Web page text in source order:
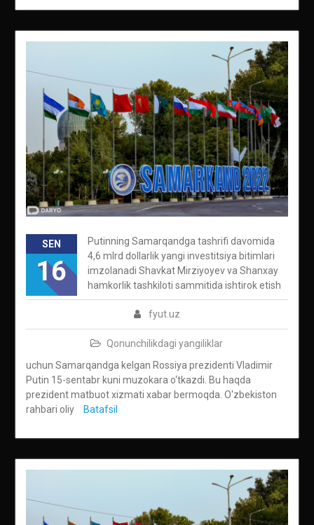
SEN
16
fyut.uz
Qonunchilikdagi yangiliklar
Putinning Samarqandga tashrifi davomida
4,6 mlrd dollarlik yangi investitsiya bitimlari
imzolanadi Shavkat Mirziyoyev va Shanxay
hamkorlik tashkiloti sammitida ishtirok etish
uchun Samarqandga kelgan Rossiya prezidenti Vladimir
Putin 15-sentabr kuni muzokara o‘tkazdi. Bu haqda
prezident matbuot xizmati xabar bermoqda. O‘zbekiston
rahbari oliy
Batafsil